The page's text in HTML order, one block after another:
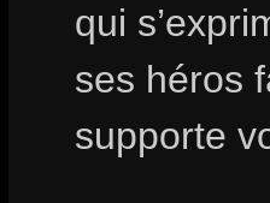
qui
ses héros
supporte